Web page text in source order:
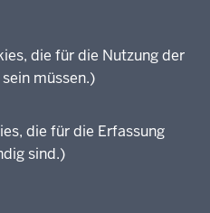
die für die Nutzung der
müssen.)
die für die Erfassung
sind.)